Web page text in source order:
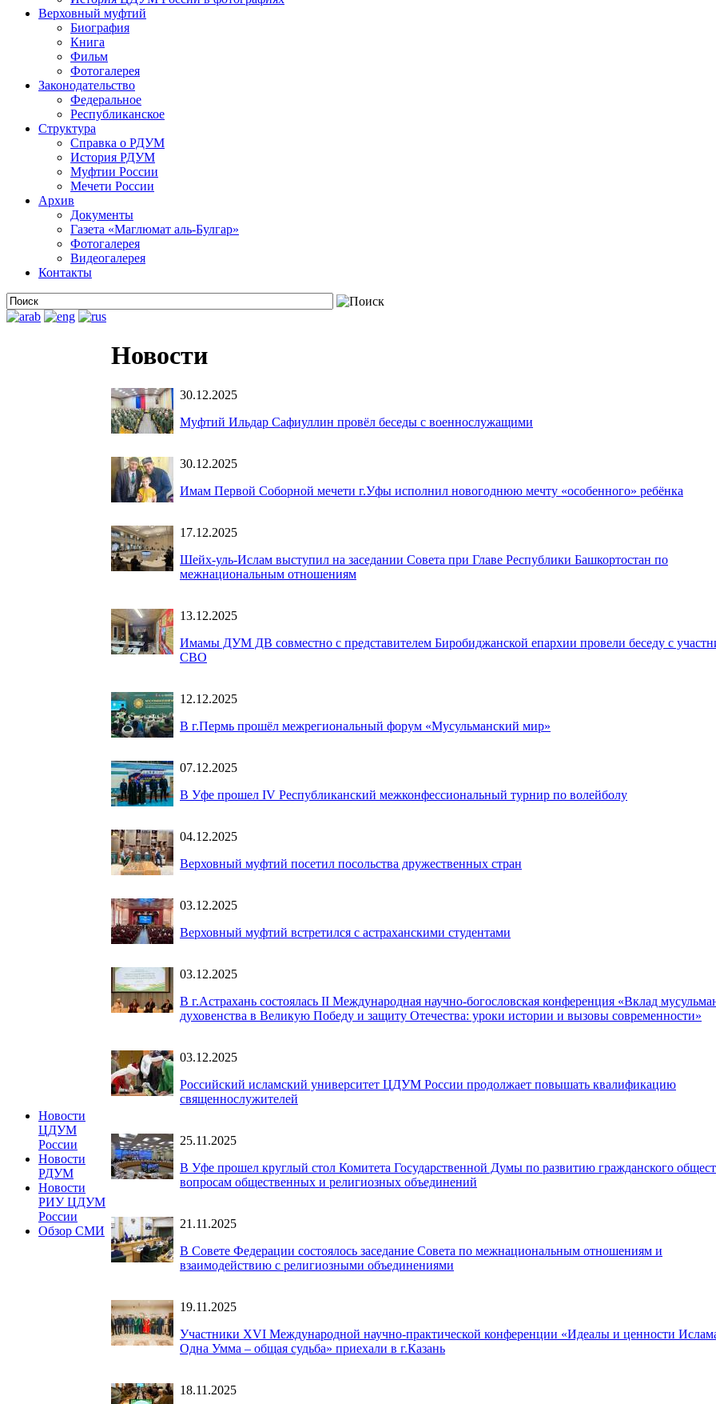
Верховный муфтий
Биография
Книга
Фильм
Фотогалерея
Законодательство
Федеральное
Республиканское
Структура
Справка о РДУМ
История РДУМ
Муфтии России
Мечети России
Архив
Документы
Газета «Маглюмат аль-Булгар»
Фотогалерея
Видеогалерея
Контакты
Новости
ЦДУМ
России
Новости
РДУМ
Новости
РИУ ЦДУМ
России
Обзор СМИ
Новости
30.12.2025
Муфтий Ильдар Сафиуллин провёл беседы с военнослужащими
30.12.2025
Имам Первой Соборной мечети г.Уфы исполнил новогоднюю мечту «особенного» ребёнка
17.12.2025
Шейх-уль-Ислам выступил на заседании Совета при Главе Республики Башкортостан по
межнациональным отношениям
13.12.2025
Имамы ДУМ ДВ совместно с представителем Биробиджанской епархии провели беседу с
СВО
12.12.2025
В г.Пермь прошёл межрегиональный форум «Мусульманский мир»
07.12.2025
В Уфе прошел IV Республиканский межконфессиональный турнир по волейболу
04.12.2025
Верховный муфтий посетил посольства дружественных стран
03.12.2025
Верховный муфтий встретился с астраханскими студентами
03.12.2025
В г.Астрахань состоялась II Международная научно-богословская конференция «Вклад
духовенства в Великую Победу и защиту Отечества: уроки истории и вызовы современности»
03.12.2025
Российский исламский университет ЦДУМ России продолжает повышать квалификацию
священнослужителей
25.11.2025
В Уфе прошел круглый стол Комитета Государственной Думы по развитию гражданского
вопросам общественных и религиозных объединений
21.11.2025
В Совете Федерации состоялось заседание Совета по межнациональным отношениям и
взаимодействию с религиозными объединениями
19.11.2025
Участники XVI Международной научно-практической конференции «Идеалы и ценности
Одна Умма – общая судьба» приехали в г.Казань
18.11.2025